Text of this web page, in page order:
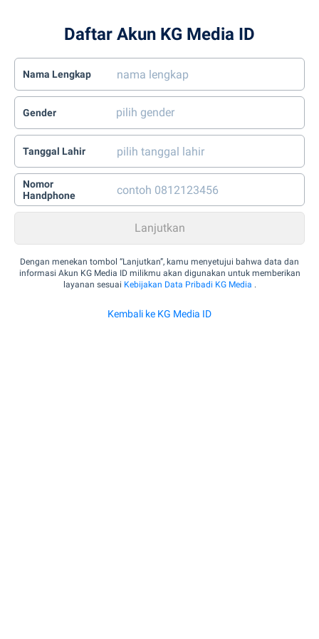
Daftar Akun KG Media ID
Nama Lengkap
Gender
Tanggal Lahir
Nomor
Handphone
Dengan menekan tombol “Lanjutkan”, kamu menyetujui bahwa data dan
informasi Akun KG Media ID milikmu akan digunakan untuk memberikan
layanan sesuai Kebijakan Data Pribadi KG Media .
Kembali ke KG Media ID